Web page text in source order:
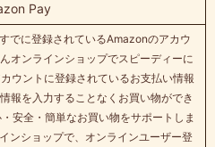
Pay
でに登録されているAmazonのアカウ
オンラインショップでスピーディーに
ウントに登録されているお支払い情報
報を入力することなくお買い物ができ
安全・簡単なお買い物をサポートしま
ンショップで、オンラインユーザー登